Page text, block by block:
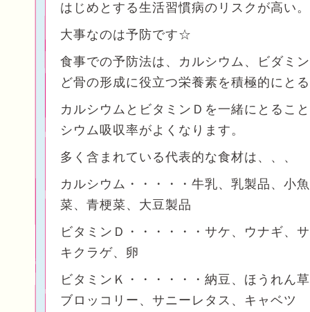
はじめとする生活習慣病のリスクが高い。
大事なのは予防です☆
食事での予防法は、カルシウム、ビダミ
ど骨の形成に役立つ栄養素を積極的にと
カルシウムとビタミンＤを一緒にとるこ
シウム吸収率がよくなります。
多く含まれている代表的な食材は、、、
カルシウム・・・・・牛乳、乳製品、小
菜、青梗菜、大豆製品
ビタミンＤ・・・・・・サケ、ウナギ、
キクラゲ、卵
ビタミンＫ・・・・・・納豆、ほうれん
ブロッコリー、サニーレタス、キャベツ